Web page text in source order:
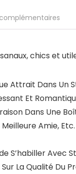
chics et
Attrait Dans Un
Et
Dans Une
Amie,
S’habiller Avec
La Qualité Du